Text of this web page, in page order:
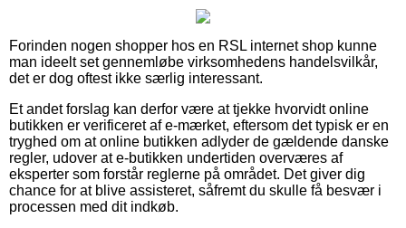
Forinden nogen shopper hos en RSL internet shop kunne
man ideelt set gennemløbe virksomhedens handelsvilkår,
det er dog oftest ikke særlig interessant.
Et andet forslag kan derfor være at tjekke hvorvidt online
butikken er verificeret af e-mærket, eftersom det typisk er en
tryghed om at online butikken adlyder de gældende danske
regler, udover at e-butikken undertiden overværes af
eksperter som forstår reglerne på området. Det giver dig
chance for at blive assisteret, såfremt du skulle få besvær i
processen med dit indkøb.